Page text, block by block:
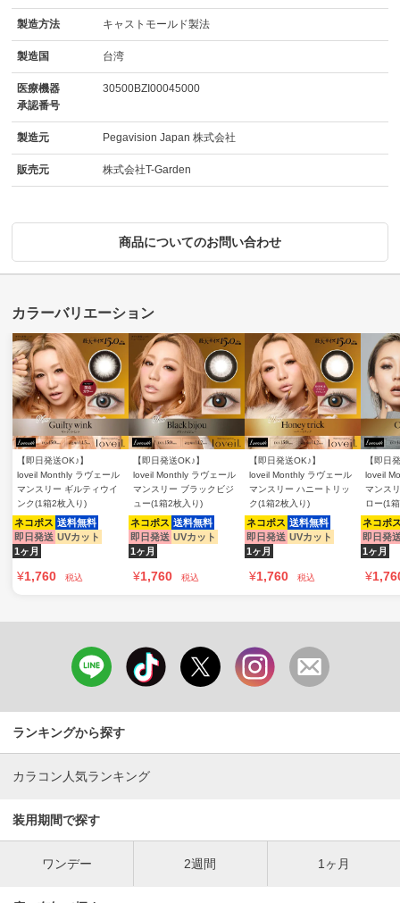
製造方法 キャストモールド製法
製造国 台湾
医療機器
承認番号
30500BZI00045000
製造元 Pegavision Japan 株式会社
販売元 株式会社T-Garden
商品についてのお問い合わせ
【即日発送OK♪】
loveil Monthly ラヴェール
マンスリー ギルティウイ
ンク(1箱2枚入り)
ネコポス 送料無料
即日発送 UVカット
1ヶ月
¥1,760 税込
【即日発送OK♪】
loveil Monthly ラヴェール
マンスリー ブラックビジ
ュー(1箱2枚入り)
ネコポス 送料無料
即日発送 UVカット
1ヶ月
¥1,760 税込
【即日発送OK♪】
loveil Monthly ラヴェール
マンスリー ハニートリッ
ク(1箱2枚入り)
ネコポス 送料無料
即日発送 UVカット
1ヶ月
¥1,760 税込
【即日
loveil
マンス
ロー(1
ネコポ
即日発
1ヶ月
¥
ランキングから探す
カラコン人気ランキング
装用期間で探す
ワンデー 2週間 1ヶ月